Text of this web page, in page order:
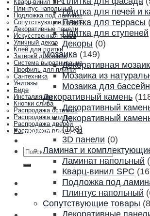
Кварц-винил SPC
Плинтус напольный
Подложка под ламинат
Сопутствующие товары
Декоративные панели
Искусственная трава
Уличный декор
Клей для плитки
Затирка для швов
Система выравнивания
Профиль для плитки
Сантехника
Унитазы
Биде
Инсталляции
Кнопки слива
Распродажа остатков
Распродажа плитки
Распродажа дверей
Распродажа плинтусов
Акции и скидки
Контакты
Искать:
Плитка для печей и
Плитка для террасы
Плитка для ступеней
Декоры (0)
Мозаика (149)
Декоративная
Мозаика из
Мозаика для
Декоративный камень
Декоративный
Декоративный
(108)
3D панели (0)
Ламинат и
Ламинат напольный
Кварц-винил SPC
Подложка под
Плинтус напольный
Сопутствующие товары
Декоративные